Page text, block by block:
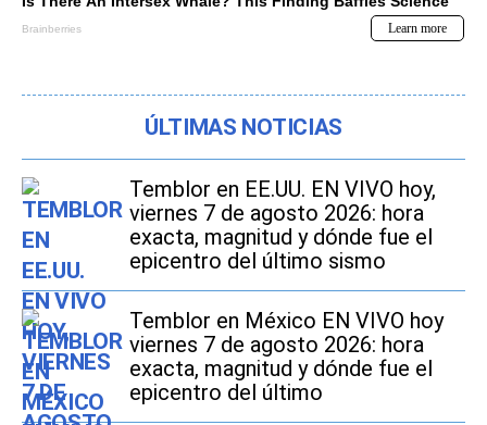
ÚLTIMAS NOTICIAS
Temblor en EE.UU. EN VIVO hoy,
viernes 7 de agosto 2026: hora
exacta, magnitud y dónde fue el
epicentro del último sismo
Temblor en México EN VIVO hoy
viernes 7 de agosto 2026: hora
exacta, magnitud y dónde fue el
epicentro del último